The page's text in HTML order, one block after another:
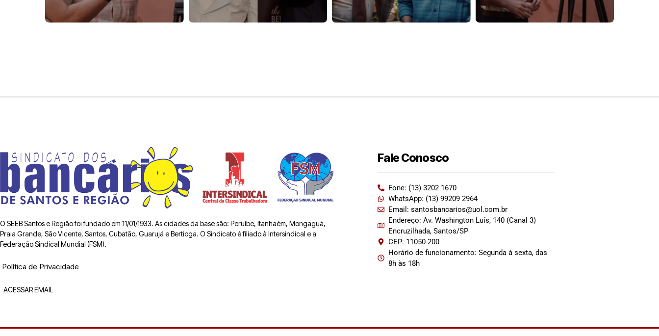
O SEEB Santos e Região foi fundado em 11/01/1933. As cidades da base são: Peruíbe, Itanhaém, Mongaguá,
Praia Grande, São Vicente, Santos, Cubatão, Guarujá e Bertioga. O Sindicato é filiado à Intersindical e a
Federação Sindical Mundial (FSM).
Política de Privacidade
ACESSAR EMAIL
Fale Conosco
Fone: (13) 3202 1670
WhatsApp: (13) 99209 2964
Email: santosbancarios@uol.com.br
Endereço: Av. Washington Luís, 140 (Canal 3)
Encruzilhada, Santos/SP
CEP: 11050-200
Horário de funcionamento: Segunda à sexta, das
8h às 18h